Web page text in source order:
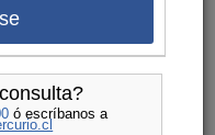
ó escríbanos a